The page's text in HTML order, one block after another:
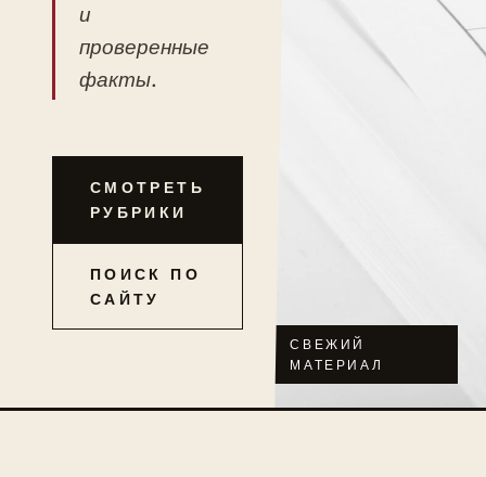
и
проверенные
факты.
СМОТРЕТЬ
РУБРИКИ
ПОИСК ПО
САЙТУ
СВЕЖИЙ
МАТЕРИАЛ